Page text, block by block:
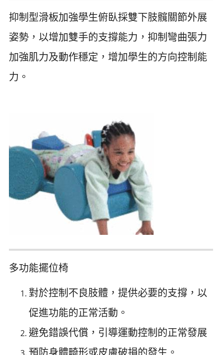
抑制型滑板加強學生俯臥採雙下肢髖關節外展
姿勢，以增加雙手的支撐能力，抑制彎曲張力
加強肌力及動作穩定，增加學生的方向控制能
力。
多功能擺位椅
對於控制不良肢體，提供必要的支撐，以
促進功能的正常活動。
避免錯誤代償，引導運動控制的正常發展
預防身體畸形或皮膚破損的發生。